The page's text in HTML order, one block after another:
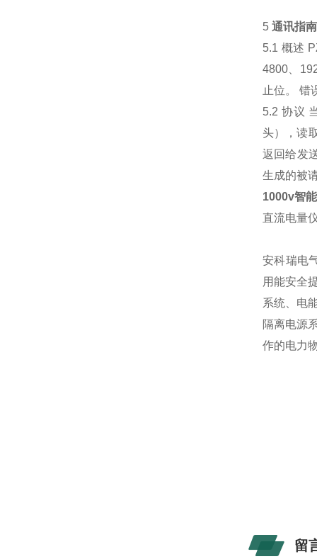
5通讯指南
5.1 概述
4800、
止位。错
5.2 协议
头），读
返回给发
生成的被
1000v智
直流电量
安科瑞电
用能安全
系统、电
隔离电源
作的电力
留